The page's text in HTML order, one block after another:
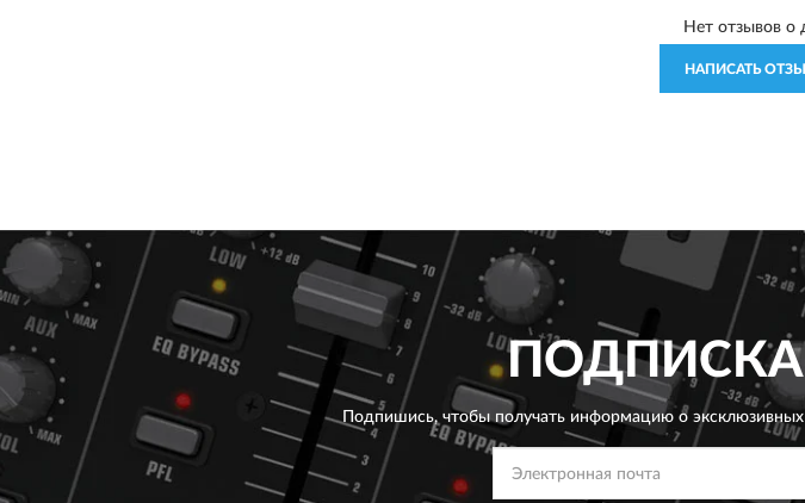
Нет отзывов о
НАПИСАТЬ
ПОДПИСКА
Подпишись, чтобы получать информацию о